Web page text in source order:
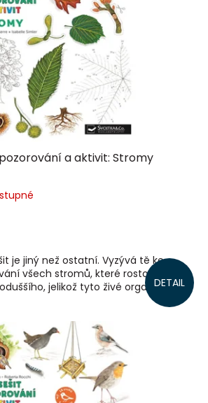
a aktivit: Stromy
DETAIL
je jiný než ostatní. Vyzývá tě ke
všech stromů, které rostou kolem
jelikož tyto živé organismy